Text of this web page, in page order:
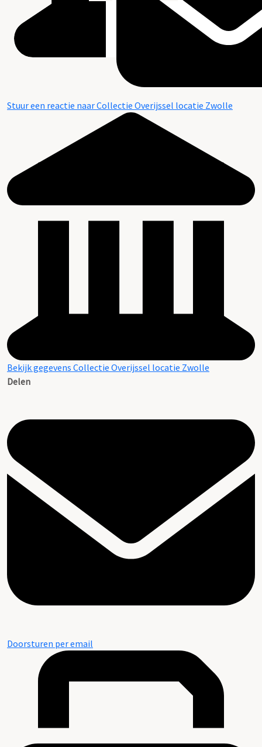
Stuur een reactie naar Collectie Overijssel locatie Zwolle
Bekijk gegevens Collectie Overijssel locatie Zwolle
Delen
Doorsturen per email